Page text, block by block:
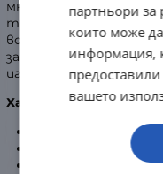
множеството си
трябвало напълно да
всякакъв вид игри.
за вибрация, които
играта по-добре.
Характеристики:
2 х мотора за
2 х аналогови
партньори за
които може
информация,
вашето